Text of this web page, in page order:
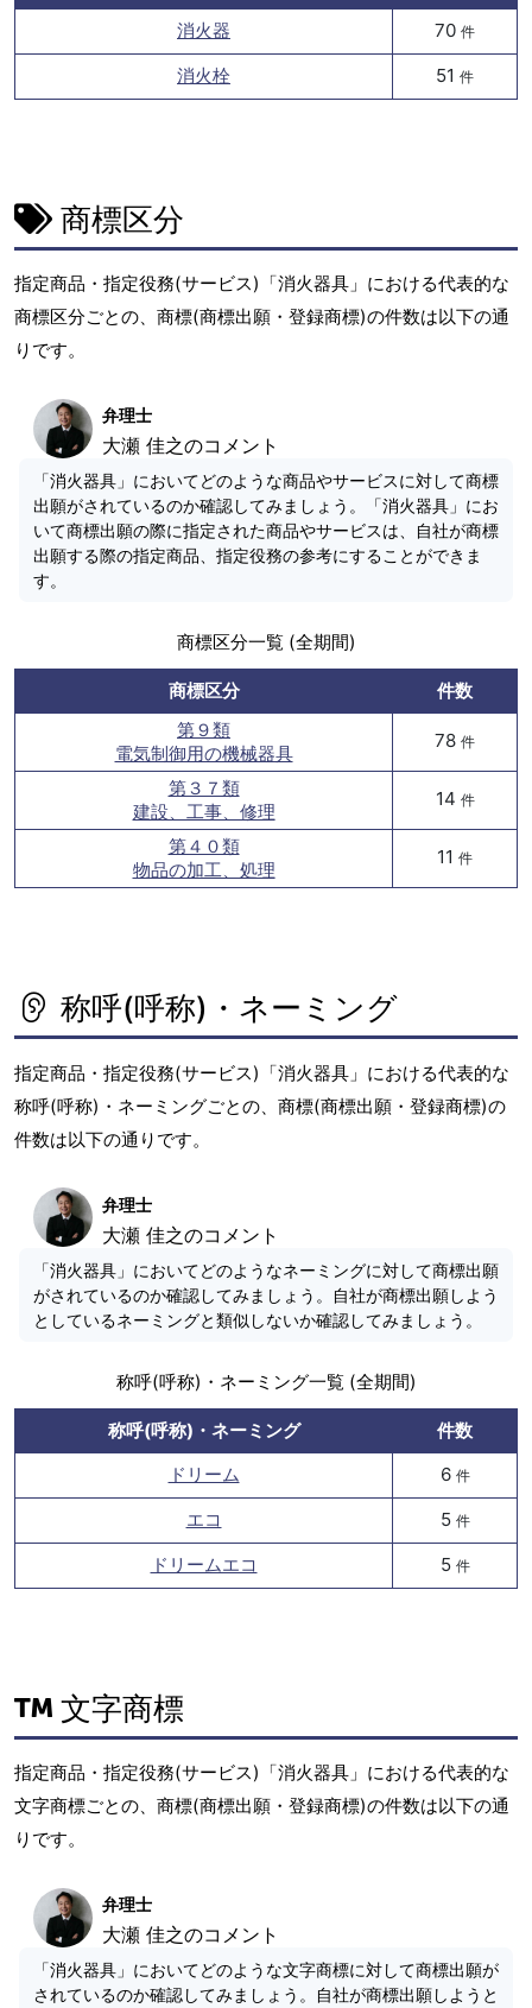
消火器 70 件
消火栓 51 件
商標区分
指定商品・指定役務(サービス)「消火器具」における代表的な
商標区分ごとの、商標(商標出願・登録商標)の件数は以下の通
りです。
弁理士
大瀬 佳之のコメント
「消火器具」においてどのような商品やサービスに対して商標
出願がされているのか確認してみましょう。「消火器具」にお
いて商標出願の際に指定された商品やサービスは、自社が商標
出願する際の指定商品、指定役務の参考にすることができま
す。
商標区分一覧 (全期間)
商標区分
件数
第９類
電気制御用の機械器具
78 件
第３７類
建設、工事、修理
14 件
第４０類
物品の加工、処理
11 件
称呼(呼称)・ネーミング
指定商品・指定役務(サービス)「消火器具」における代表的な
称呼(呼称)・ネーミングごとの、商標(商標出願・登録商標)の
件数は以下の通りです。
弁理士
大瀬 佳之のコメント
「消火器具」においてどのようなネーミングに対して商標出願
がされているのか確認してみましょう。自社が商標出願しよう
としているネーミングと類似しないか確認してみましょう。
称呼(呼称)・ネーミング一覧 (全期間)
称呼(呼称)・ネーミング
件数
ドリーム
6 件
エコ 5 件
ドリームエコ 5 件
文字商標
指定商品・指定役務(サービス)「消火器具」における代表的な
文字商標ごとの、商標(商標出願・登録商標)の件数は以下の通
りです。
弁理士
大瀬 佳之のコメント
「消火器具」においてどのような文字商標に対して商標出願が
されているのか確認してみましょう。自社が商標出願しようと